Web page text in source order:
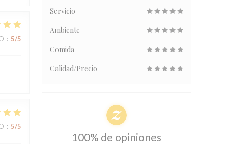
: 5/5
: 5/5
Servicio
Ambiente
Comida
Calidad/Precio
100% de opiniones